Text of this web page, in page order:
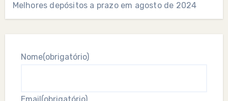
Melhores depósitos a prazo em agosto de 2024
Nome(obrigatório)